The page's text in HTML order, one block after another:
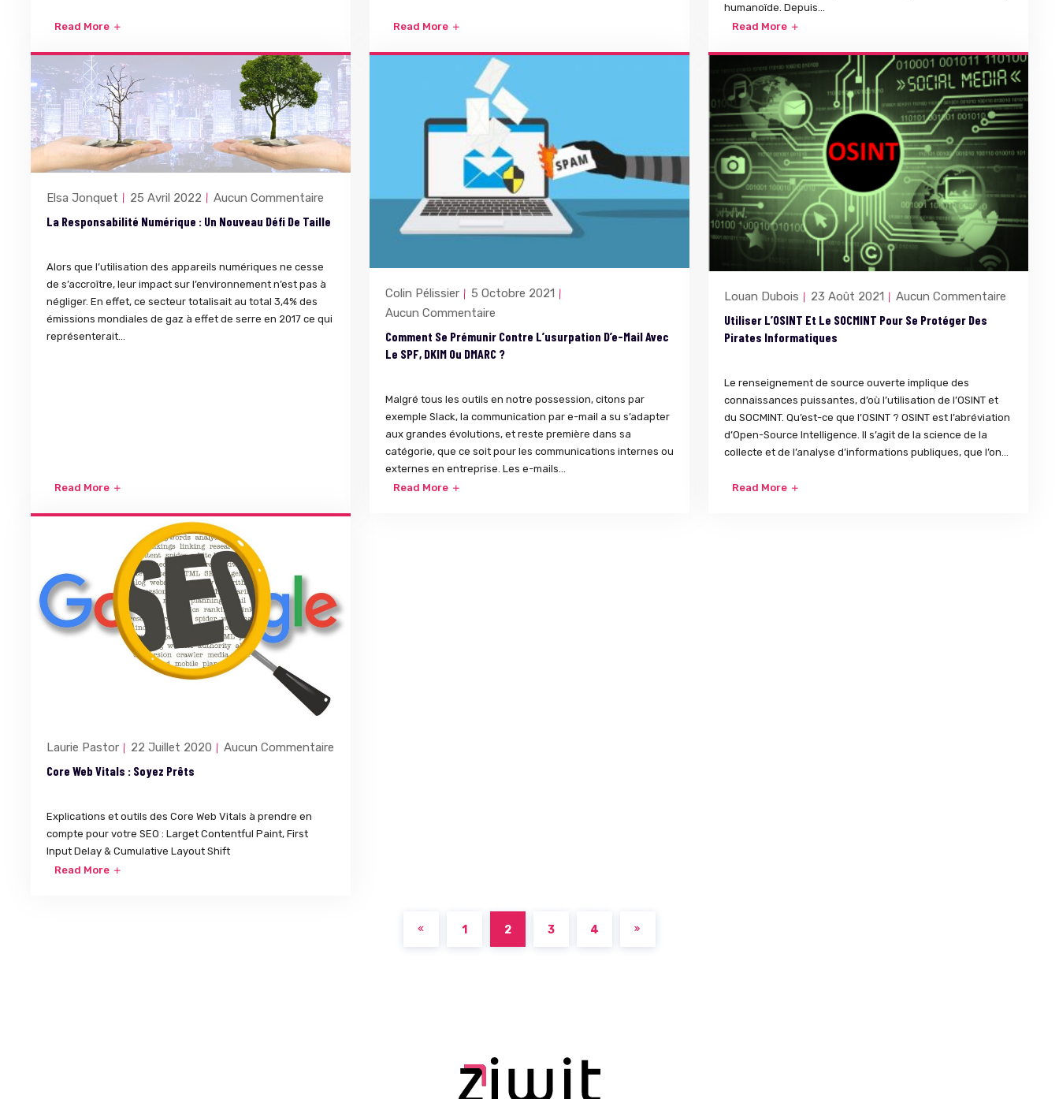
Read More Read More
humanoïde. Depuis...
Read More
Elsa Jonquet 25 Avril 2022 Aucun Commentaire
La Responsabilité Numérique : Un Nouveau Défi De Taille
Alors que l’utilisation des appareils numériques ne cesse
de s’accroître, leur impact sur l’environnement n’est pas à
négliger. En effet, ce secteur totalisait au total 3,4% des
émissions mondiales de gaz à effet de serre en 2017 ce qui
représenterait...
Read More
Colin Pélissier
5 Octobre 2021
Aucun Commentaire
Comment Se Prémunir Contre L’usurpation D’e-Mail Avec
Le SPF, DKIM Ou DMARC ?
Malgré tous les outils en notre possession, citons par
exemple Slack, la communication par e-mail a su s’adapter
aux grandes évolutions, et reste première dans sa
catégorie, que ce soit pour les communications internes ou
externes en entreprise. Les e-mails...
Read More
Louan Dubois 23 Août 2021 Aucun Commentaire
Utiliser L’OSINT Et Le SOCMINT Pour Se Protéger Des
Pirates Informatiques
Le renseignement de source ouverte implique des
connaissances puissantes, d’où l’utilisation de l’OSINT et
du SOCMINT. Qu’est-ce que l’OSINT ? OSINT est l’abréviation
d’Open-Source Intelligence. Il s’agit de la science de la
collecte et de l’analyse d’informations publiques, que l’on...
Read More
Laurie Pastor 22 Juillet 2020 Aucun Commentaire
Core Web Vitals : Soyez Prêts
Explications et outils des Core Web Vitals à prendre en
compte pour votre SEO : Larget Contentful Paint, First
Input Delay & Cumulative Layout Shift
Read More
1 2 3 4